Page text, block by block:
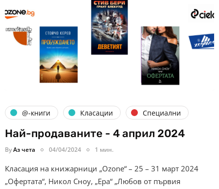
@-книги Класации Специални
Най-продаваните - 4 април 2024
ByАз чета 04/04/2024 1 мин.
Класация на книжарници „Ozone“ – 25 – 31 март 2024
„Офертата“, Никол Сноу, „Ера“ „Любов от първия